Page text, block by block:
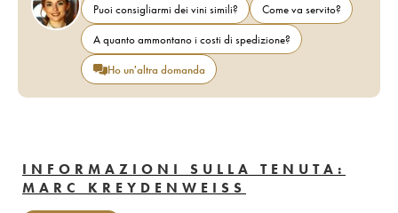
Puoi consigliarmi dei vini simili?
Come va servito?
A quanto ammontano i costi di spedizione?
Ho un'altra domanda
INFORMAZIONI SULLA TENUTA:
MARC KREYDENWEISS